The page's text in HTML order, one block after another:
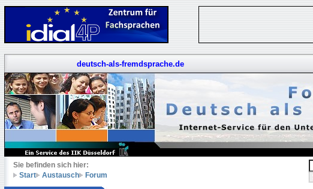
deutsch-als-fremdsprache.de
Sie befinden sich hier:
Start
Austausch Forum